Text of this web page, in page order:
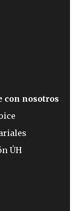
con nosotros
ÚH